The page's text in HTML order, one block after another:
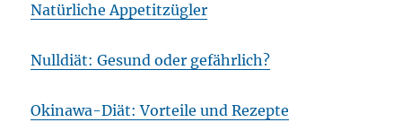
Natürliche Appetitzügler
Nulldiät: Gesund oder gefährlich?
Okinawa-Diät: Vorteile und Rezepte